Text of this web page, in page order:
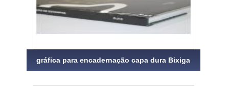
gráfica para encadernação capa dura Bixiga